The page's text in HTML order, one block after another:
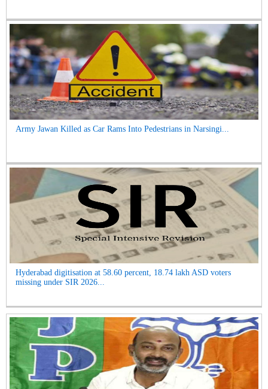
Army Jawan Killed as Car Rams Into Pedestrians in Narsingi...
Hyderabad digitisation at 58.60 percent, 18.74 lakh ASD voters
missing under SIR 2026...